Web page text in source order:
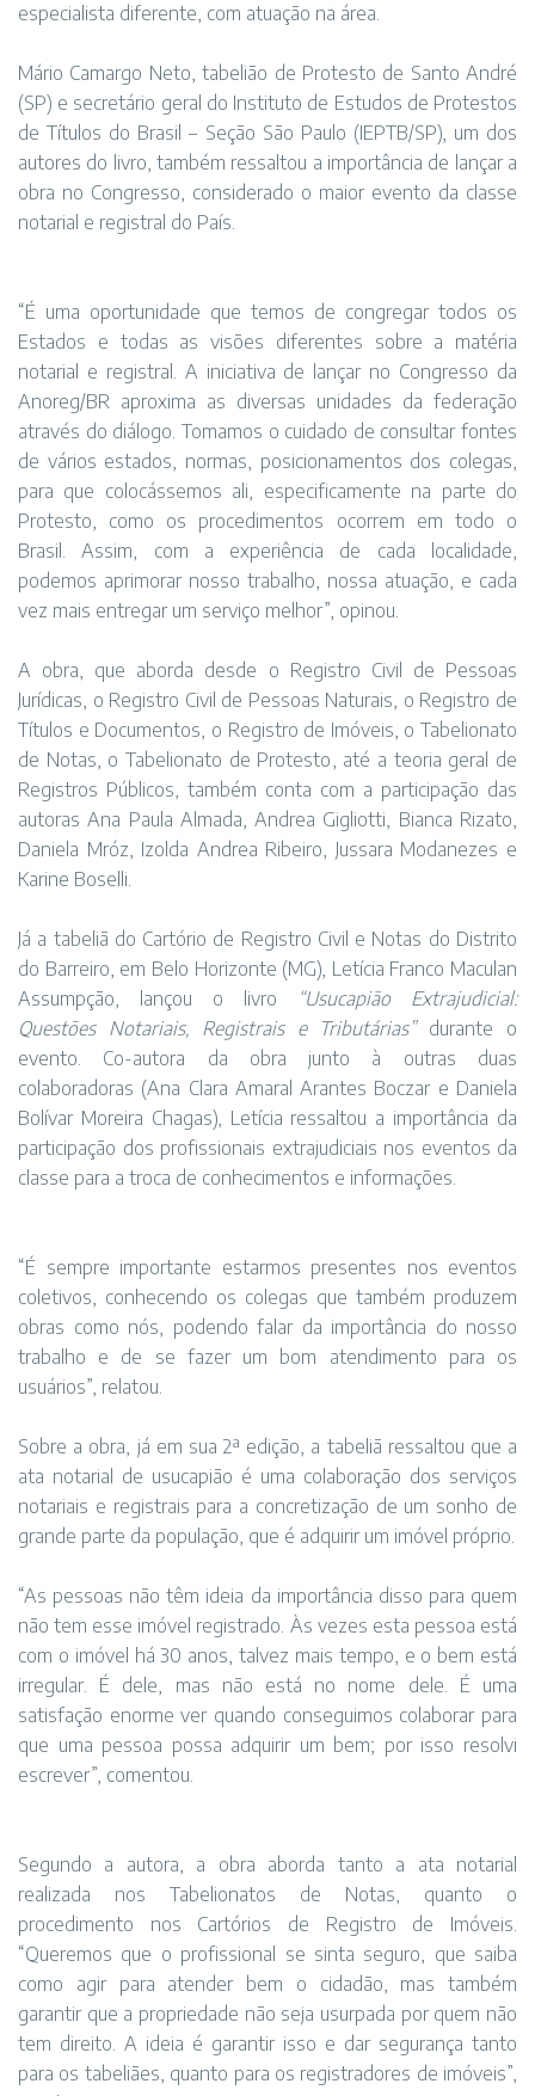
especialista diferente, com atuação na área.
Mário Camargo Neto, tabelião de Protesto de Santo André
(SP) e secretário geral do Instituto de Estudos de Protestos
de Títulos do Brasil – Seção São Paulo (IEPTB/SP), um dos
autores do livro, também ressaltou a importância de lançar a
obra no Congresso, considerado o maior evento da classe
notarial e registral do País.
“É uma oportunidade que temos de congregar todos os
Estados e todas as visões diferentes sobre a matéria
notarial e registral. A iniciativa de lançar no Congresso da
Anoreg/BR aproxima as diversas unidades da federação
através do diálogo. Tomamos o cuidado de consultar fontes
de vários estados, normas, posicionamentos dos colegas,
para que colocássemos ali, especificamente na parte do
Protesto, como os procedimentos ocorrem em todo o
Brasil. Assim, com a experiência de cada localidade,
podemos aprimorar nosso trabalho, nossa atuação, e cada
vez mais entregar um serviço melhor”, opinou.
A obra, que aborda desde o Registro Civil de Pessoas
Jurídicas, o Registro Civil de Pessoas Naturais, o Registro de
Títulos e Documentos, o Registro de Imóveis, o Tabelionato
de Notas, o Tabelionato de Protesto, até a teoria geral de
Registros Públicos, também conta com a participação das
autoras Ana Paula Almada, Andrea Gigliotti, Bianca Rizato,
Daniela Mróz, Izolda Andrea Ribeiro, Jussara Modanezes e
Karine Boselli.
Já a tabeliã do Cartório de Registro Civil e Notas do Distrito
do Barreiro, em Belo Horizonte (MG), Letícia Franco Maculan
Assumpção, lançou o livro
“Usucapião Extrajudicial:
Questões Notariais, Registrais e Tributárias”durante o
evento. Co-autora da obra junto à outras duas
colaboradoras (Ana Clara Amaral Arantes Boczar e Daniela
Bolívar Moreira Chagas), Letícia ressaltou a importância da
participação dos profissionais extrajudiciais nos eventos da
classe para a troca de conhecimentos e informações.
“É sempre importante estarmos presentes nos eventos
coletivos, conhecendo os colegas que também produzem
obras como nós, podendo falar da importância do nosso
trabalho e de se fazer um bom atendimento para os
usuários”, relatou.
Sobre a obra, já em sua 2ª edição, a tabeliã ressaltou que a
ata notarial de usucapião é uma colaboração dos serviços
notariais e registrais para a concretização de um sonho de
grande parte da população, que é adquirir um imóvel próprio.
“As pessoas não têm ideia da importância disso para quem
não tem esse imóvel registrado. Às vezes esta pessoa está
com o imóvel há 30 anos, talvez mais tempo, e o bem está
irregular. É dele, mas não está no nome dele. É uma
satisfação enorme ver quando conseguimos colaborar para
que uma pessoa possa adquirir um bem; por isso resolvi
escrever”, comentou.
Segundo a autora, a obra aborda tanto a ata notarial
realizada nos Tabelionatos de Notas, quanto o
procedimento nos Cartórios de Registro de Imóveis.
“Queremos que o profissional se sinta seguro, que saiba
como agir para atender bem o cidadão, mas também
garantir que a propriedade não seja usurpada por quem não
tem direito. A ideia é garantir isso e dar segurança tanto
para os tabeliães, quanto para os registradores de imóveis”,